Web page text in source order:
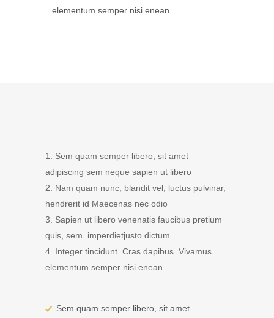
elementum semper nisi enean
Sem quam semper libero, sit amet
adipiscing sem neque sapien ut libero
Nam quam nunc, blandit vel, luctus pulvinar,
hendrerit id Maecenas nec odio
Sapien ut libero venenatis faucibus pretium
quis, sem. imperdietjusto dictum
Integer tincidunt. Cras dapibus. Vivamus
elementum semper nisi enean
Sem quam semper libero, sit amet